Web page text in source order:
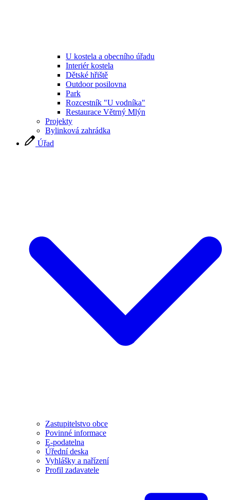
U kostela a obecního úřadu
Interiér kostela
Dětské hřiště
Outdoor posilovna
Park
Rozcestník "U vodníka"
Restaurace Větrný Mlýn
Projekty
Bylinková zahrádka
Úřad
Zastupitelstvo obce
Povinné informace
E-podatelna
Úřední deska
Vyhlášky a nařízení
Profil zadavatele